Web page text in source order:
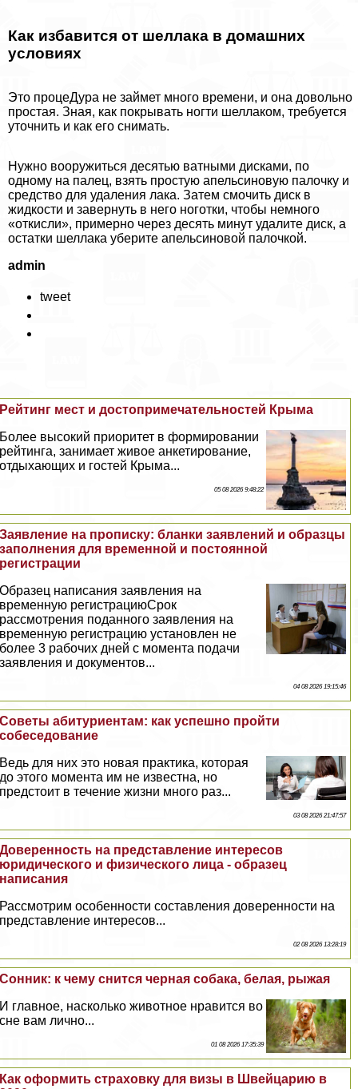
Как избавится от шеллака в домашних
условиях
Это процеДypa не займет много времени, и она довольно
простая. Зная, как покрывать ногти шеллаком, требуется
уточнить и как его снимать.
Нужно вооружиться десятью ватными дисками, по
одному на палец, взять простую апельсиновую палочку и
средство для удаления лака. Затем смочить диск в
жидкости и завернуть в него ноготки, чтобы немного
«откисли», примерно через десять минут удалите диск, а
остатки шеллака уберите апельсиновой палочкой.
admin
tweet
Рейтинг мест и достопримечательностей Крыма
Более высокий приоритет в формировании
рейтинга, занимает живое анкетирование,
отдыхающих и гостей Крыма...
05 08 2026 9:48:22
Заявление на прописку: бланки заявлений и образцы
заполнения для временной и постоянной
регистрации
Образец написания заявления на
временную регистрациюСрок
рассмотрения поданного заявления на
временную регистрацию установлен не
более 3 рабочих дней с момента подачи
заявления и документов...
04 08 2026 19:15:46
Советы абитуриентам: как успешно пройти
собеседование
Ведь для них это новая пpaктика, которая
до этого момента им не известна, но
предстоит в течение жизни много раз...
03 08 2026 21:47:57
Доверенность на представление интересов
юридического и физического лица - образец
написания
Рассмотрим особенности составления доверенности на
представление интересов...
02 08 2026 13:28:19
Сонник: к чему снится черная собака, белая, рыжая
И главное, насколько животное нравится во
сне вам лично...
01 08 2026 17:35:39
Как оформить страховку для визы в Швейцарию в